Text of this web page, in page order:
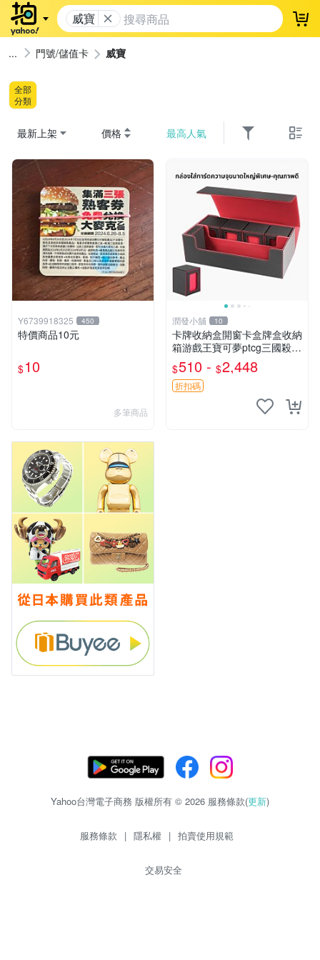
威寶 登
門號/儲值卡 威寶
全部
分類
最新上架 價格 最高人氣
Y6739918325 450
特價商品10元
$10
多筆商品
潤發小舖 10
卡牌收納盒開窗卡盒牌盒收納
箱游戲王寶可夢ptcg三國殺海
賊王dtcg
$510 - $2,448
折扣碼
Yahoo台灣電子商務 版權所有 © 2026 服務條款(更新)
服務條款 | 隱私權 | 拍賣使用規範
交易安全